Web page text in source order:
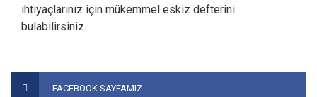
ihtiyaçlarınız için mükemmel eskiz defterini
bulabilirsiniz.
Bu ürüne ilk yorumu siz yapın!
kullanarak tarafımıza iletebilirsiniz.
FACEBOOK SAYFAMIZ